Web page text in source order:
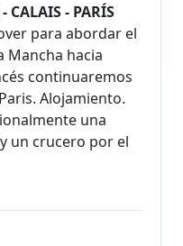
CALAIS - PARÍS
para abordar el
Mancha hacia
continuaremos
Alojamiento.
una
un crucero por el